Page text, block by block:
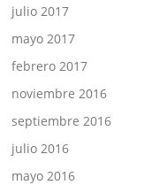
julio 2017
mayo 2017
febrero 2017
noviembre 2016
septiembre 2016
julio 2016
mayo 2016